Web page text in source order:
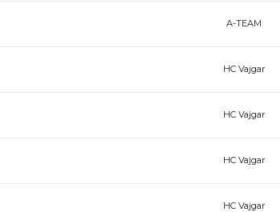
A-TEAM
HC Vajgar
HC Vajgar
HC Vajgar
HC Vajgar